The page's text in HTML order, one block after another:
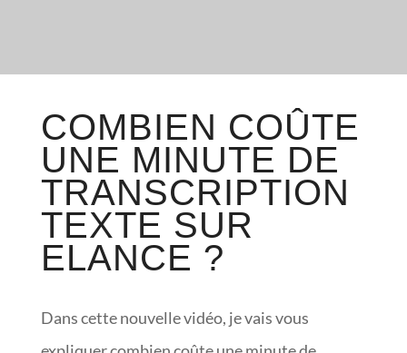
COMBIEN COÛTE
UNE MINUTE DE
TRANSCRIPTION
TEXTE SUR
ELANCE ?
Dans cette nouvelle vidéo, je vais vous